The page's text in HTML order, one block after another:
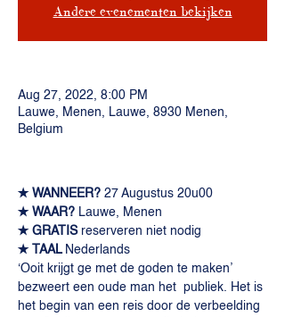
Andere evenementen bekijken
Aug 27, 2022, 8:00 PM
Lauwe, Menen, Lauwe, 8930 Menen,
Belgium
✭ WANNEER? 27 Augustus 20u00
✭ WAAR? Lauwe, Menen
✭ GRATIS reserveren niet nodig
✭ TAAL Nederlands
‘Ooit krijgt ge met de goden te maken’
bezweert een oude man het  publiek. Het is
het begin van een reis door de verbeelding